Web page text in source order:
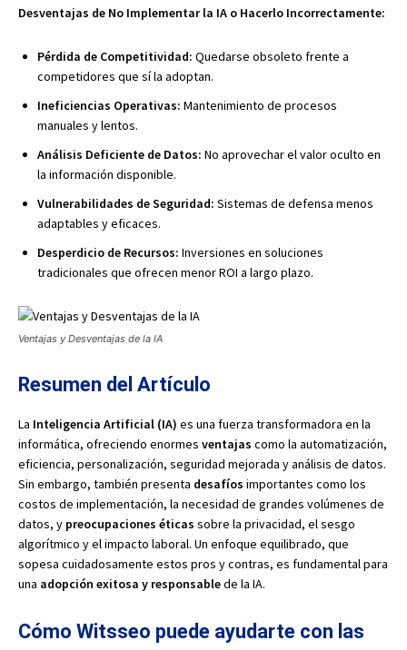
Desventajas de No Implementar la IA o Hacerlo Incorrectamente:
Pérdida de Competitividad: Quedarse obsoleto frente a
competidores que sí la adoptan.
Ineficiencias Operativas: Mantenimiento de procesos
manuales y lentos.
Análisis Deficiente de Datos: No aprovechar el valor oculto en
la información disponible.
Vulnerabilidades de Seguridad: Sistemas de defensa menos
adaptables y eficaces.
Desperdicio de Recursos: Inversiones en soluciones
tradicionales que ofrecen menor ROI a largo plazo.
Ventajas y Desventajas de la IA
Resumen del Artículo
La Inteligencia Artificial (IA) es una fuerza transformadora en la
informática, ofreciendo enormes ventajas como la automatización,
eficiencia, personalización, seguridad mejorada y análisis de datos.
Sin embargo, también presenta desafíos importantes como los
costos de implementación, la necesidad de grandes volúmenes de
datos, y preocupaciones éticas sobre la privacidad, el sesgo
algorítmico y el impacto laboral. Un enfoque equilibrado, que
sopesa cuidadosamente estos pros y contras, es fundamental para
una adopción exitosa y responsablede la IA.
Cómo Witsseo puede ayudarte con las